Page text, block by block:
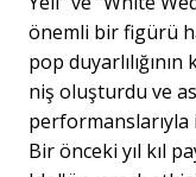
önemli bir figürü
pop
niş oluşturdu ve
performanslarıyla
Bir önceki yıl kıl